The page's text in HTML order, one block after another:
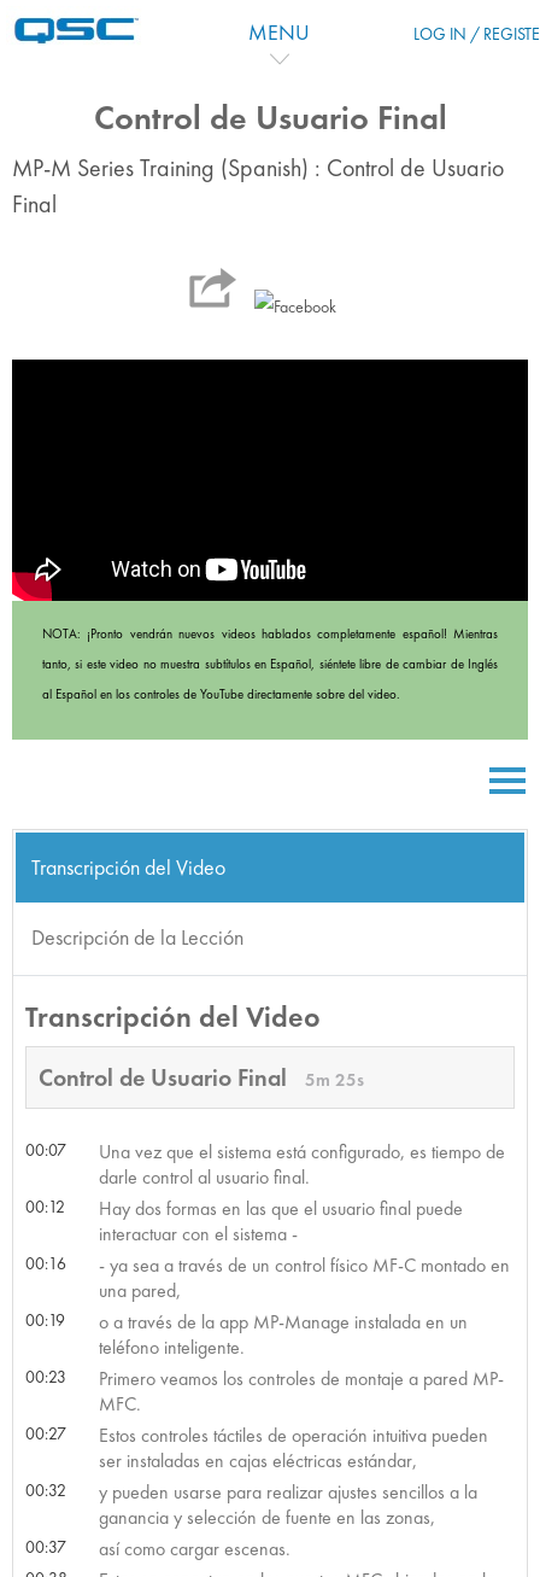
MENU LOG IN /
Control de Usuario Final
MP-M Series Training (Spanish) : Control de Usuario
Final
NOTA: ¡Pronto vendrán nuevos videos hablados completamente español! Mientras
tanto, si este video no muestra subtítulos en Español, siéntete libre de cambiar de Inglés
al Español en los controles de YouTube directamente sobre del video.
Transcripción del Video
Descripción de la Lección
Transcripción del Video
Control de Usuario Final 5m 25s
00:07
Una vez que el sistema está configurado, es tiempo de
darle control al usuario final.
00:12
Hay dos formas en las que el usuario final puede
interactuar con el sistema -
00:16
- ya sea a través de un control físico MF-C montado en
una pared,
00:19
o a través de la app MP-Manage instalada en un
teléfono inteligente.
00:23
Primero veamos los controles de montaje a pared MP-
MFC.
00:27
Estos controles táctiles de operación intuitiva pueden
ser instaladas en cajas eléctricas estándar,
00:32
y pueden usarse para realizar ajustes sencillos a la
ganancia y selección de fuente en las zonas,
00:37 así como cargar escenas.